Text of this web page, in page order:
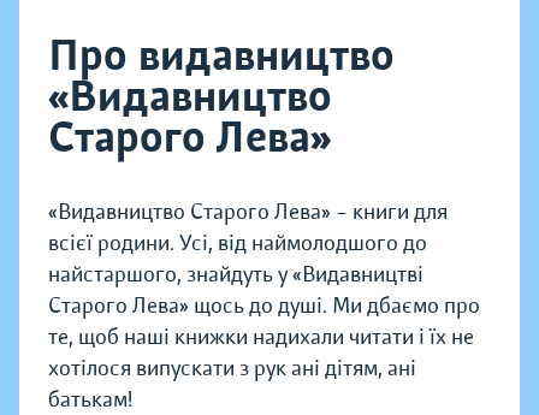
Про видавництво
«Видавництво
Старого Лева»
«Видавництво Старого Лева» – книги для
всієї родини. Усі, від наймолодшого до
найстаршого, знайдуть у «Видавництві
Старого Лева» щось до душі. Ми дбаємо про
те, щоб наші книжки надихали читати і їх не
хотілося випускати з рук ані дітям, ані
батькам!